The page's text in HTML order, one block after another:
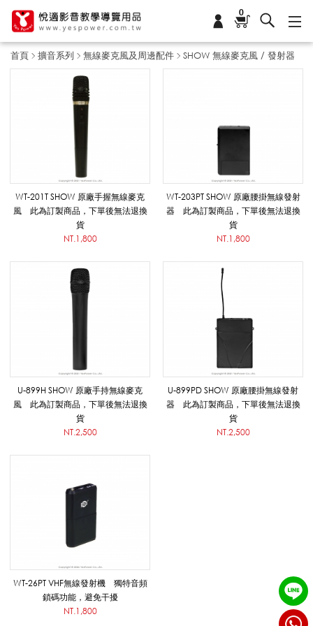
0
首頁 擴音系列 無線麥克風及周邊配件 SHOW 無線麥克風 / 發射器
O
麥
發
WT-201T SHOW 原廠手握無線麥克
風 此為訂製商品，下單後無法退換
貨
NT.1,800
WT-203PT SHOW 原廠腰掛無線發射
器 此為訂製商品，下單後無法退換
貨
NT.1,800
U-899H SHOW 原廠手持無線麥克
風 此為訂製商品，下單後無法退換
貨
NT.2,500
U-899PD SHOW 原廠腰掛無線發射
器 此為訂製商品，下單後無法退換
貨
NT.2,500
WT-26PT VHF無線發射機 獨特音頻
鎖碼功能，避免干擾
NT.1,800